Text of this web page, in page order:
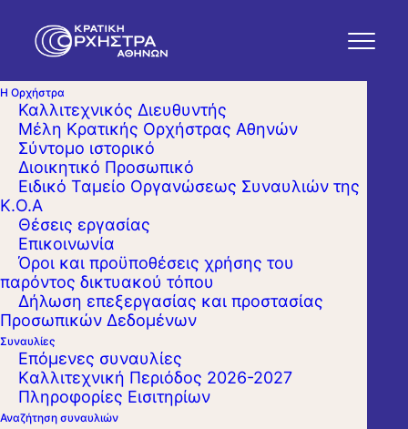
Η Ορχήστρα
Καλλιτεχνικός Διευθυντής
Μέλη Κρατικής Ορχήστρας Αθηνών
Σύντομο ιστορικό
Διοικητικό Προσωπικό
Ειδικό Ταμείο Οργανώσεως Συναυλιών της
Κ.Ο.Α
Θέσεις εργασίας
Επικοινωνία
Όροι και προϋποθέσεις χρήσης του
παρόντος δικτυακού τόπου
Δήλωση επεξεργασίας και προστασίας
Προσωπικών Δεδομένων
Συναυλίες
Επόμενες συναυλίες
Kαλλιτεχνική Περιόδος 2026-2027
Πληροφορίες Εισιτηρίων
Αναζήτηση συναυλιών